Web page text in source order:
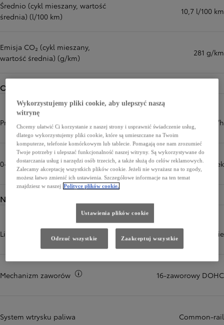
Średnio (cykl mieszany, wartość
średnia) (l/100 km)
10,7 l/100 km
Emisja CO₂ (cykl mieszany,
wartość średnia) (g/km)
281 g/km
Osiągi
Prędkość maksymalna (km/h) 170 km/h
0-100 km/h (sek) 12,3 sek
Napęd
Liczba i układ cylindrów 4, w rzędzie
Mechanizm zaworów 16-zaworowy DOHC
System wtrysku paliwa Common-rail
Wykorzystujemy pliki cookie, aby ulepszyć naszą
witrynę
Chcemy ułatwić Ci korzystanie z naszej strony i usprawnić świadczenie usług,
dlatego wykorzystujemy pliki cookie, które są umieszczane na Twoim
komputerze, telefonie komórkowym lub tablecie. Pomagają one nam zrozumieć
Twoje potrzeby i ulepszać funkcjonalność naszej witryny. Są wykorzystywane do
dostarczania usług i narzędzi osób trzecich, a także służą do celów reklamowych.
Zalecamy akceptację wszystkich plików cookie. Jeżeli nie wyrażasz na to zgody,
możesz łatwo zmienić ich ustawienia. Szczegółowe informacje na ten temat
znajdziesz w naszej Polityce plików cookie.
Ustawienia plików cookie
Odrzuć wszystkie Zaakceptuj wszystkie